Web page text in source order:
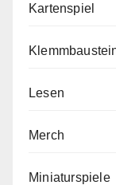
Kartenspiel
Lesen
Merch
Miniaturspiele